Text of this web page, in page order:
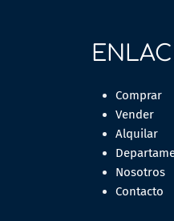
Comprar
Vender
Alquilar
Nosotros
Contacto